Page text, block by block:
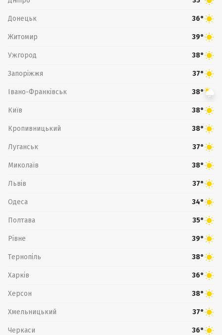
Донецьк 36°
Житомир 39°
Ужгород 38°
Запоріжжя 37°
Івано-Франківськ 38°
Київ 38°
Кропивницький 38°
Луганськ 37°
Миколаїв 38°
Львів 37°
Одеса 34°
Полтава 35°
Рівне 39°
Тернопіль 38°
Харків 36°
Херсон 38°
Хмельницький 37°
Черкаси 36°